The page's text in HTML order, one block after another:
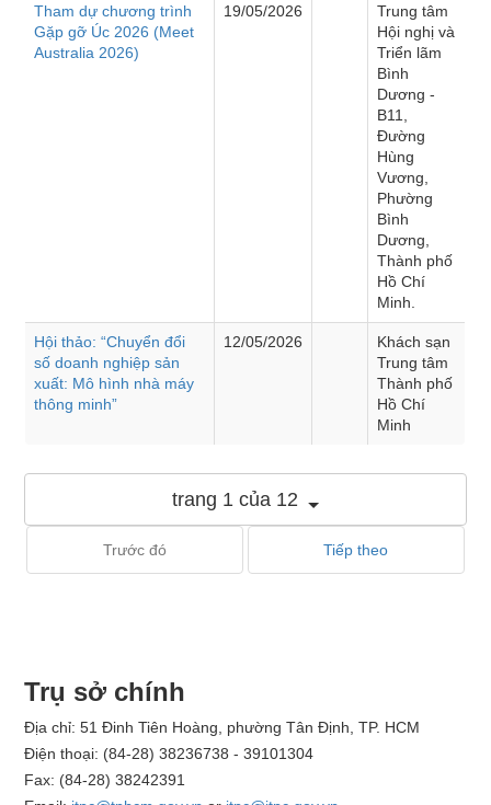
Tham dự chương trình
Gặp gỡ Úc 2026 (Meet
Australia 2026)
19/05/2026
Trung tâm
Hội nghị và
Triển lãm
Bình
Dương -
B11,
Đường
Hùng
Vương,
Phường
Bình
Dương,
Thành phố
Hồ Chí
Minh.
Hội thảo: “Chuyển đổi
số doanh nghiệp sản
xuất: Mô hình nhà máy
thông minh”
12/05/2026
Khách sạn
Trung tâm
Thành phố
Hồ Chí
Minh
trang 1 của 12
Trước đó Tiếp theo
Trụ sở chính
Địa chỉ: 51 Đinh Tiên Hoàng, phường Tân Định, TP. HCM
Điện thoại: (84-28) 38236738 - 39101304
Fax: (84-28) 38242391